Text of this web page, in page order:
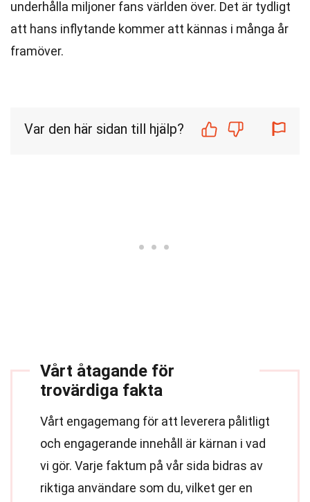
underhålla miljoner fans världen över. Det är tydligt
att hans inflytande kommer att kännas i många år
framöver.
Var den här sidan till hjälp?
Vårt åtagande för
trovärdiga fakta
Vårt engagemang för att leverera pålitligt
och engagerande innehåll är kärnan i vad
vi gör. Varje faktum på vår sida bidras av
riktiga användare som du, vilket ger en